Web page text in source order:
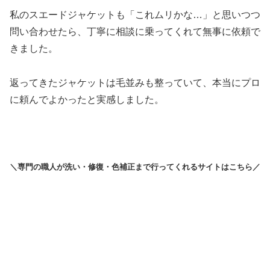
私のスエードジャケットも「これムリかな…」と思いつつ
問い合わせたら、丁寧に相談に乗ってくれて無事に依頼で
きました。
返ってきたジャケットは毛並みも整っていて、本当にプロ
に頼んでよかったと実感しました。
＼専門の職人が洗い・修復・色補正まで行ってくれるサイトはこちら／